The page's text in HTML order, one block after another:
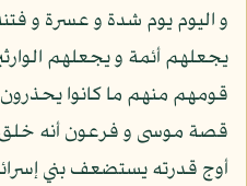
و اليوم يوم شدة و عسرة و
يجعلهم أئمة و يجعلهم
قومهم منهم ما كانوا
قصة موسى و فرعون أنه
أوج قدرته يستضعف بني